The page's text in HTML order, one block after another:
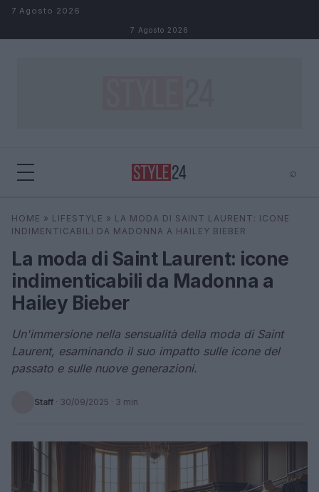
Salta al contenuto
7 Agosto 2026
7 Agosto 2026
⌕
Cerca ⌕
HOME » LIFESTYLE » LA MODA DI SAINT LAURENT: ICONE
INDIMENTICABILI DA MADONNA A HAILEY BIEBER
La moda di Saint Laurent: icone
indimenticabili da Madonna a
Hailey Bieber
Un'immersione nella sensualità della moda di Saint
Laurent, esaminando il suo impatto sulle icone del
passato e sulle nuove generazioni.
Staff · 30/09/2025 · 3 min